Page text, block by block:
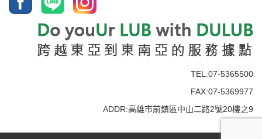
TEL:07-5365500
FAX:07-5369977
ADDR:高雄市前鎮區中山二路2號20樓之9